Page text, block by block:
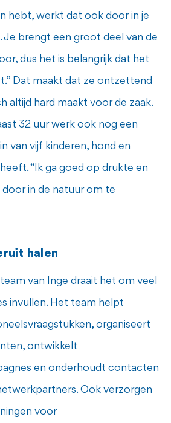
hebt, werkt dat ook door in je
Je brengt een groot deel van de
dus het is belangrijk dat het
Dat maakt dat ze ontzettend
altijd hard maakt voor de zaak.
32 uur werk ook nog een
van vijf kinderen, hond en
heeft. “Ik ga goed op drukte en
door in de natuur om te
halen
van Inge draait het om veel
invullen. Het team helpt
organiseert
ontwikkelt
en onderhoudt contacten
Ook verzorgen
voor